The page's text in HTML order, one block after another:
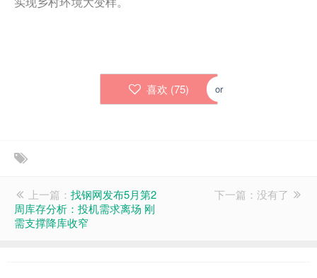
实现乡村环境大变样。
喜欢 (75) or
上一篇： 找钢网发布5月第2
周库存分析：投机需求离场 刚
需支撑降库收窄
下一篇：没有了